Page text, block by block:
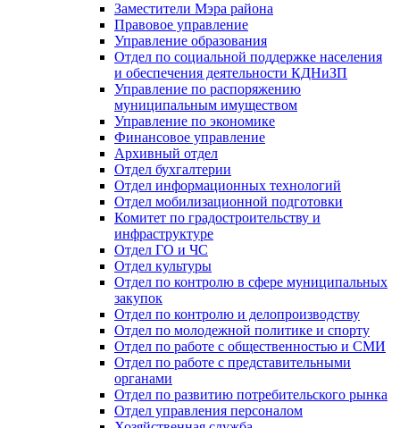
Заместители Мэра района
Правовое управление
Управление образования
Отдел по социальной поддержке населения
и обеспечения деятельности КДНиЗП
Управление по распоряжению
муниципальным имуществом
Управление по экономике
Финансовое управление
Архивный отдел
Отдел бухгалтерии
Отдел информационных технологий
Отдел мобилизационной подготовки
Комитет по градостроительству и
инфраструктуре
Отдел ГО и ЧС
Отдел культуры
Отдел по контролю в сфере муниципальных
закупок
Отдел по контролю и делопроизводству
Отдел по молодежной политике и спорту
Отдел по работе с общественностью и СМИ
Отдел по работе с представительными
органами
Отдел по развитию потребительского рынка
Отдел управления персоналом